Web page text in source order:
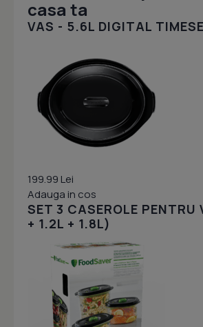
casa ta
VAS - 5.6L DIGITAL
199.99 Lei
Adauga in cos
SET 3 CASEROLE
+ 1.2L + 1.8L)